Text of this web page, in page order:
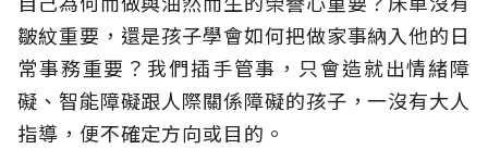
皺紋重要，還是孩子學會如何把做家事納入他的日
常事務重要？我們插手管事，只會造就出情緒障
礙、智能障礙跟人際關係障礙的孩子，一沒有大人
指導，便不確定方向或目的。